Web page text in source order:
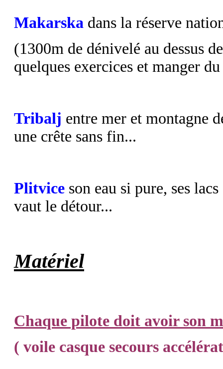
Makarska dans la réserve
(1300m de dénivelé au dessus
quelques exercices et manger
Tribalj entre mer et montagne
une crête sans fin...
Plitvice son eau si pure, ses
vaut le détour...
Matériel
Chaque pilote doit avoir son
( voile casque secours